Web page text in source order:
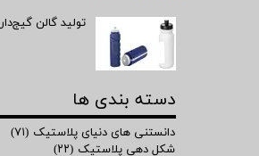
تولید گالن گیج‌دار
دسته بندی ها
دانستنی های دنیای پلاستیک (۷۱)
شکل دهی پلاستیک (۲۲)